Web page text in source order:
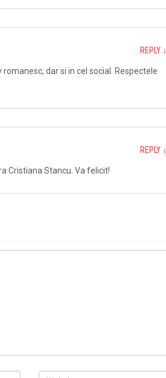
REPLY ↓
romanesc, dar si in cel social. Respectele
REPLY ↓
Cristiana Stancu. Va felicit!